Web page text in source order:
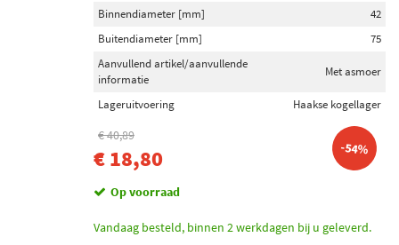
Binnendiameter [mm]
42
Buitendiameter [mm]
75
Aanvullend artikel/aanvullende
informatie
Met asmoer
Lageruitvoering Haakse kogellager
€ 40,89
€ 18,80 -54%
Op voorraad
Vandaag besteld, binnen 2 werkdagen bij u geleverd.